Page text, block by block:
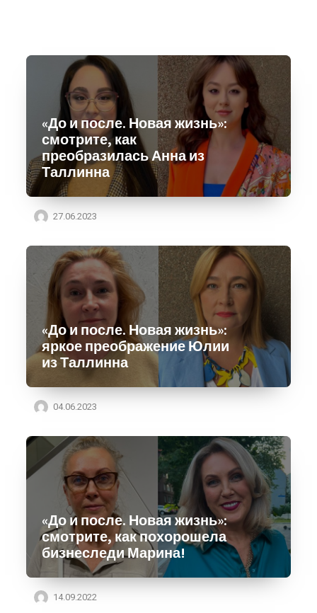
«До и после. Новая жизнь»:
смотрите, как
преобразилась Анна из
Таллинна
27.06.2023
«До и после. Новая жизнь»:
яркое преображение Юлии
из Таллинна
04.06.2023
«До и после. Новая жизнь»:
смотрите, как похорошела
бизнеследи Марина!
14.09.2022